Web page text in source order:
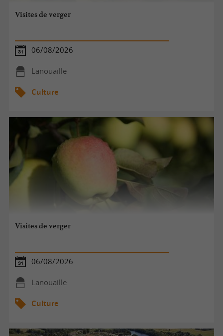
Visites de verger
06/08/2026
Lanouaille
Culture
Visites de verger
06/08/2026
Lanouaille
Culture